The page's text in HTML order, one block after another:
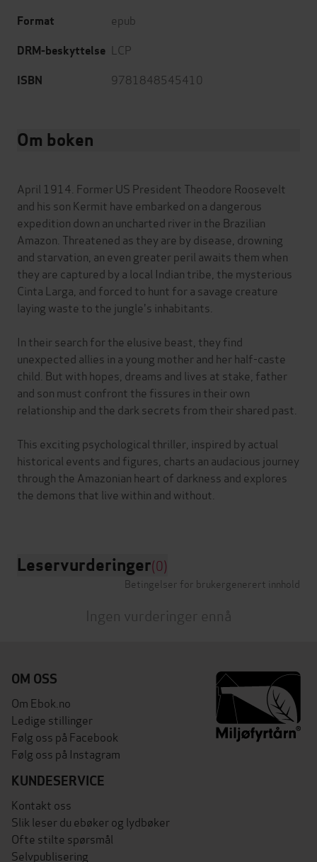
Format epub
DRM-beskyttelse LCP
ISBN 9781848545410
Om boken
April 1914. Former US President Theodore Roosevelt
and his son Kermit have embarked on a dangerous
expedition down an uncharted river in the Brazilian
Amazon. Threatened as they are by disease, drowning
and starvation, an even greater peril awaits them when
they are captured by a local Indian tribe, the mysterious
Cinta Larga, and forced to hunt for a savage creature
laying waste to the jungle's inhabitants.
In their search for the elusive beast, they find
unexpected allies in a young mother and her half-caste
child. But with hopes, dreams and lives at stake, father
and son must confront the fissures in their own
relationship and the dark secrets from their shared past.
This exciting psychological thriller, inspired by actual
historical events and figures, charts an audacious journey
through the Amazonian heart of darkness and explores
the demons that live within and without.
Leservurderinger(0)
Betingelser for brukergenerert innhold
Ingen vurderinger ennå
OM OSS
Om Ebok.no
Ledige stillinger
Følg oss på Facebook
Følg oss på Instagram
KUNDESERVICE
Kontakt oss
Slik leser du ebøker og lydbøker
Ofte stilte spørsmål
Selvpublisering